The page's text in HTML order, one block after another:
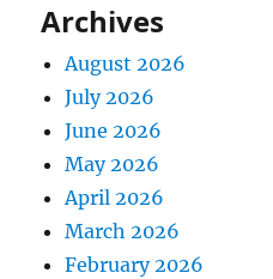
Archives
August 2026
July 2026
June 2026
May 2026
April 2026
March 2026
February 2026